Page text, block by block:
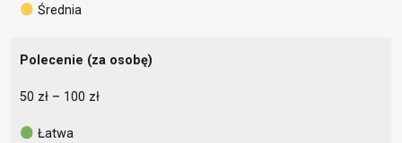
Średnia
Polecenie (za osobę)
50 zł – 100 zł
Łatwa